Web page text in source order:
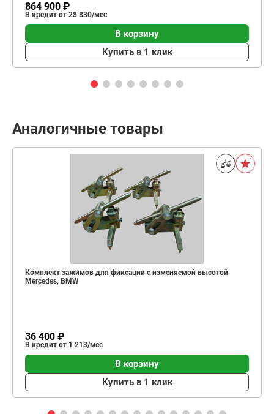
864 900 ₽
В кредит от 28 830/мес
В корзину
Купить в 1 клик
Аналогичные товары
Комплект зажимов для фиксации с изменяемой высотой
Mеrcedes, BMW
36 400 ₽
В кредит от 1 213/мес
В корзину
Купить в 1 клик